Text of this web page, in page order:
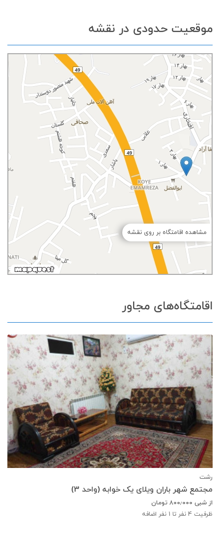
موقعیت حدودی در نقشه
مشاهده اقامتگاه بر روی نقشه
اقامتگاه‌های مجاور
رشت
مجتمع شهر باران ویلای یک خوابه (واحد 3)
از شبی ۸۰۰٫۰۰۰ تومان
ظرفیت 4 نفر تا 1 نفر اضافه